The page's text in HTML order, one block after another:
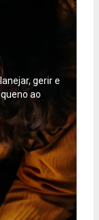
gerir e
ao